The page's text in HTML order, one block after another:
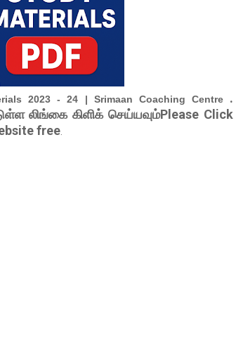
2023 - 24 | Srimaan Coaching Centre .
லிங்கை கிளிக் செய்யவும்Please Click
free